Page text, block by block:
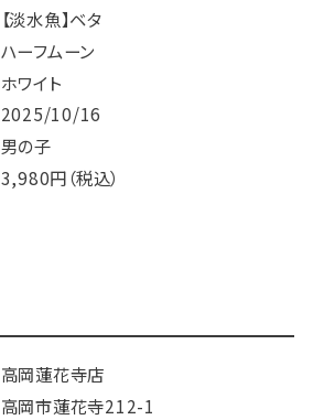
【淡水魚】ベタ
ハーフムーン
ホワイト
2025/10/16
男の子
3,980円（税込）
高岡蓮花寺店
高岡市蓮花寺212-1